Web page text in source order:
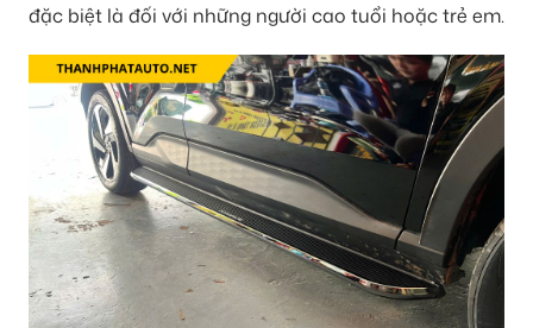
đặc biệt là đối với những người cao tuổi hoặc trẻ em.